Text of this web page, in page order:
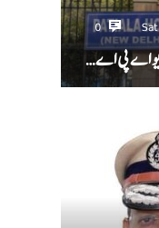
0
یو اے پی اے…